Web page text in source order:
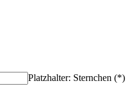
Platzhalter: Sternchen (*)